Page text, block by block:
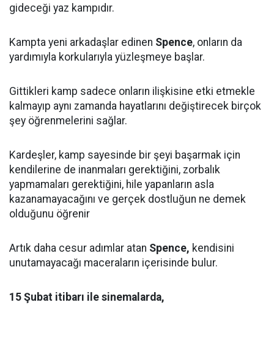
gideceği yaz kampıdır.
Kampta yeni arkadaşlar edinen Spence, onların da
yardımıyla korkularıyla yüzleşmeye başlar.
Gittikleri kamp sadece onların ilişkisine etki etmekle
kalmayıp aynı zamanda hayatlarını değiştirecek birçok
şey öğrenmelerini sağlar.
Kardeşler, kamp sayesinde bir şeyi başarmak için
kendilerine de inanmaları gerektiğini, zorbalık
yapmamaları gerektiğini, hile yapanların asla
kazanamayacağını ve gerçek dostluğun ne demek
olduğunu öğrenir
Artık daha cesur adımlar atan Spence, kendisini
unutamayacağı maceraların içerisinde bulur.
15 Şubat itibarı ile sinemalarda,